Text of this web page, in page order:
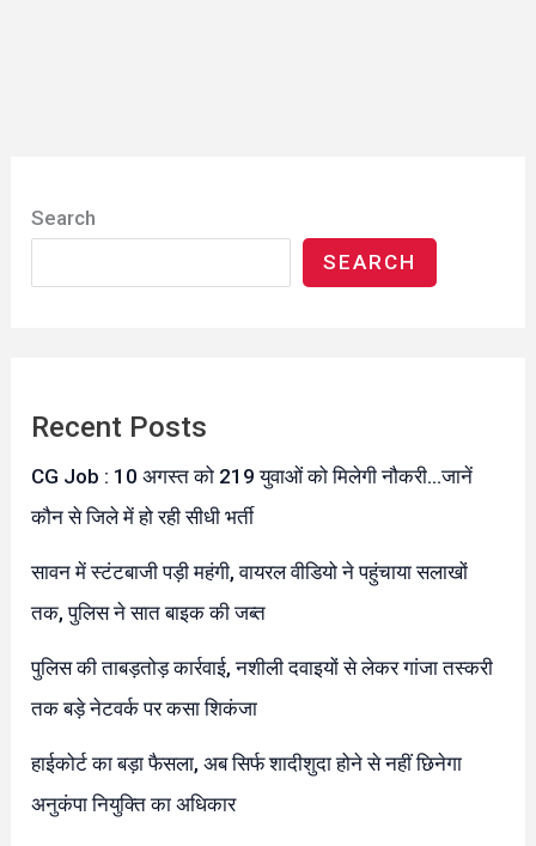
Search
SEARCH
Recent Posts
CG Job : 10 अगस्त को 219 युवाओं को मिलेगी नौकरी…जानें
कौन से जिले में हो रही सीधी भर्ती
सावन में स्टंटबाजी पड़ी महंगी, वायरल वीडियो ने पहुंचाया सलाखों
तक, पुलिस ने सात बाइक की जब्त
पुलिस की ताबड़तोड़ कार्रवाई, नशीली दवाइयों से लेकर गांजा तस्करी
तक बड़े नेटवर्क पर कसा शिकंजा
हाईकोर्ट का बड़ा फैसला, अब सिर्फ शादीशुदा होने से नहीं छिनेगा
अनुकंपा नियुक्ति का अधिकार